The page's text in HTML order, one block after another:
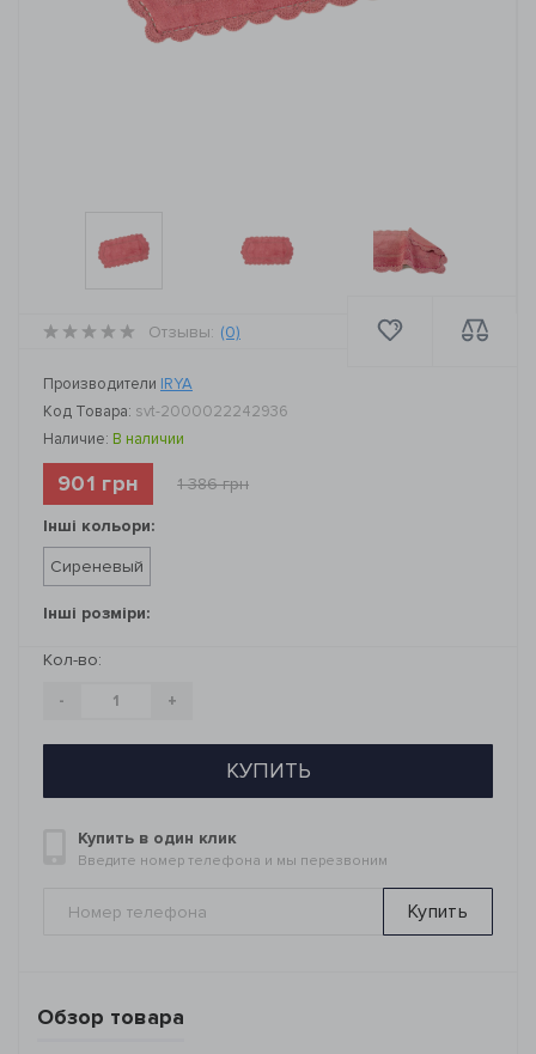
Отзывы: (0)
Производители IRYA
Код Товара: svt-2000022242936
Наличие: В наличии
901 грн 1 386 грн
Інші кольори:
Сиреневый
Інші розміри:
Кол-во:
- +
КУПИТЬ
Купить в один клик
Введите номер телефона и мы перезвоним
Купить
Обзор товара